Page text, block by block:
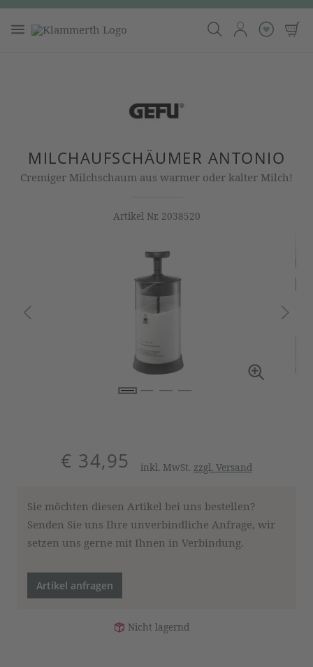
MILCHAUFSCHÄUMER ANTONIO
Cremiger Milchschaum aus warmer oder kalter Milch!
Artikel Nr. 2038520
€ 34,95 inkl. MwSt. zzgl. Versand
Sie möchten diesen Artikel bei uns bestellen?
Senden Sie uns Ihre unverbindliche Anfrage, wir
setzen uns gerne mit Ihnen in Verbindung.
Artikel anfragen
Nicht lagernd